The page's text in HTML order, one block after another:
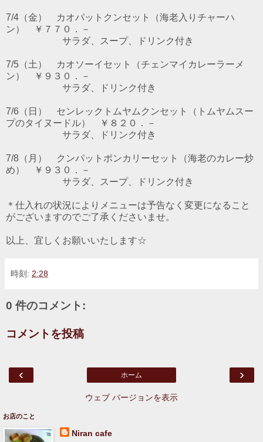
7/4（金） カオパットクンセット（海老入りチャーハ
ン） ￥７７０．－
サラダ、スープ、ドリンク付き
7/5（土） カオソーイセット（チェンマイカレーラーメ
ン） ￥９３０．－
サラダ、ドリンク付き
7/6（日） センレックトムヤムクンセット（トムヤムスー
プのタイヌードル） ￥８２０．－
サラダ、ドリンク付き
7/8（月） クンパットポンカリーセット（海老のカレー炒
め） ￥９３０．－
サラダ、スープ、ドリンク付き
＊仕入れの状況によりメニューは予告なく変更になること
がございますのでご了承くださいませ。
以上、宜しくお願いいたします☆
時刻: 2:28
0 件のコメント:
コメントを投稿
‹ ›
ホーム
ウェブ バージョンを表示
お店のこと
Niran cafe